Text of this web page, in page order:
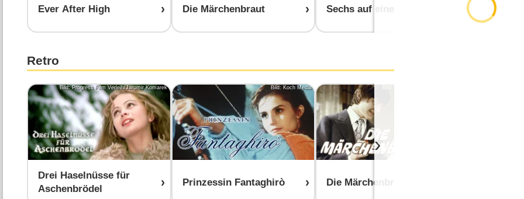
Ever After High Die Märchenbraut Sechs auf einen Streich
Retro
Bild: Progress Film Verleih/Jaromir Komarek
Drei Haselnüsse für
Aschenbrödel
Bild: Koch Media
Prinzessin Fantaghirò Die Märchenbraut
›